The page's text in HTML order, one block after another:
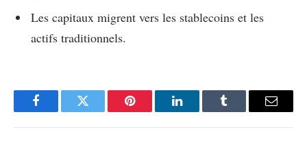
Les capitaux migrent vers les stablecoins et les
actifs traditionnels.
FacebookTwitter Pinterest LinkedInTumblr Email